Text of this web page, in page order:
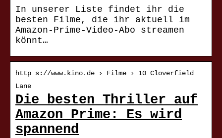
In unserer Liste findet ihr die
besten Filme, die ihr aktuell im
Amazon-Prime-Video-Abo streamen
könnt…
http s://www.kino.de › Filme › 10 Cloverfield
Lane
Die besten Thriller auf
Amazon Prime: Es wird
spannend